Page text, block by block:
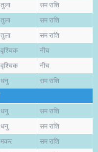
तुला सम राशि
तुला सम राशि
तुला सम राशि
वृश्चिक नीच
वृश्चिक नीच
धनु सम राशि
धनु सम राशि
धनु सम राशि
मकर सम राशि